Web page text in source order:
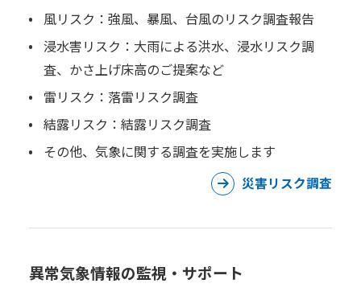
風リスク：強風、暴風、台風のリスク調査報告
浸水害リスク：大雨による洪水、浸水リスク調
査、かさ上げ床高のご提案など
雷リスク：落雷リスク調査
結露リスク：結露リスク調査
その他、気象に関する調査を実施します
災害リスク調査
異常気象情報の監視・サポート